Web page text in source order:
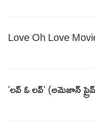
Love Oh Love
'లవ్ ఓ లవ్' (అమెజాన్